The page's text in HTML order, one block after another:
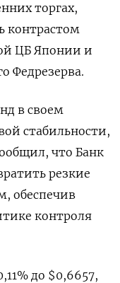
торгах,
контрастом
ЦБ Японии и
Федрезерва.
в своем
стабильности,
что Банк
резкие
обеспечив
контроля
до $0,6657​,